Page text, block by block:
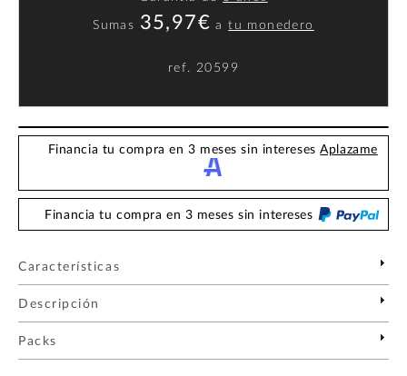
Sumas 35,97€ atu monedero
ref. 20599
Financia tu compra en 3 meses sin interesesAplazame
Financia tu compra en 3 meses sin intereses
Características
Descripción
Packs